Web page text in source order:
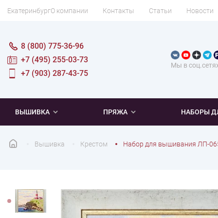
ЕкатеринбургО компании Контакты Статьи Новости
Мы в
8 (800) 775-36-96
+7 (495) 255-03-73
+7 (903) 287-43-75
ВЫШИВКА ПРЯЖА НАБОРЫ
Вышивка Крестом Набор для вышивания ЛП-